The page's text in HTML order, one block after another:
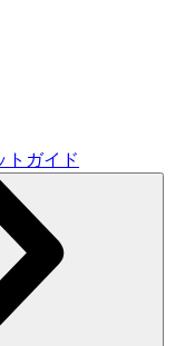
トガイド